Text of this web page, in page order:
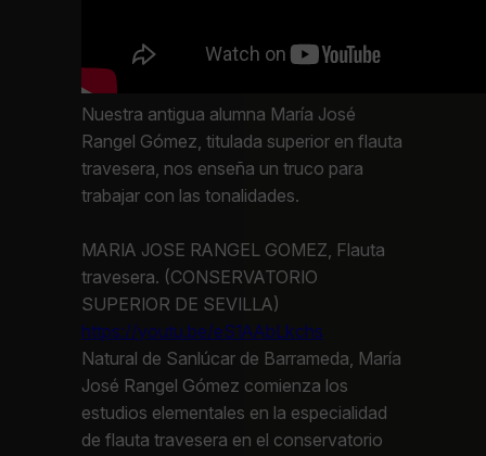
Nuestra antigua alumna María José
Rangel Gómez, titulada superior en flauta
travesera, nos enseña un truco para
trabajar con las tonalidades.
MARIA JOSE RANGEL GOMEZ, Flauta
travesera. (CONSERVATORIO
SUPERIOR DE SEVILLA)
https://youtu.be/eS1AAbLkchs
Natural de Sanlúcar de Barrameda, María
José Rangel Gómez comienza los
estudios elementales en la especialidad
de flauta travesera en el conservatorio